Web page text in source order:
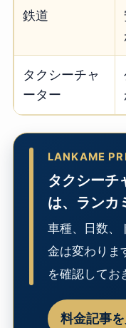
鉄道
タクシーチャ
ーター
LANKAME
タクシーチ
は、ランカ
車種、日数、
金は変わりま
を確認してお
料金記事